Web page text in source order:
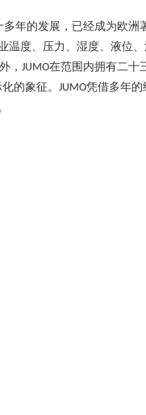
多年的发展，已经成为欧洲
度、压力、湿度、液位、
， JUMO在范围内拥有二十
化的象征。 JUMO凭借多年的